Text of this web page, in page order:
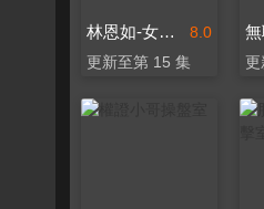
8.0
林恩如-女王投資密室
更新至第 15 集 更